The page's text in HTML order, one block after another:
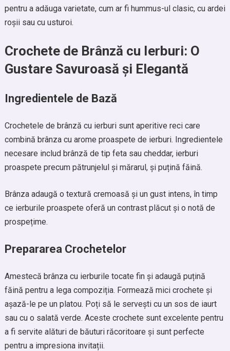
pentru a adăuga varietate, cum ar fi hummus-ul clasic, cu ardei
roșii sau cu usturoi.
Crochete de Brânză cu Ierburi: O
Gustare Savuroasă și Elegantă
Ingredientele de Bază
Crochetele de brânză cu ierburi sunt aperitive reci care
combină brânza cu arome proaspete de ierburi. Ingredientele
necesare includ brânză de tip feta sau cheddar, ierburi
proaspete precum pătrunjelul și mărarul, și puțină făină.
Brânza adaugă o textură cremoasă și un gust intens, în timp
ce ierburile proaspete oferă un contrast plăcut și o notă de
prospețime.
Prepararea Crochetelor
Amestecă brânza cu ierburile tocate fin și adaugă puțină
făină pentru a lega compoziția. Formează mici crochete și
așază-le pe un platou. Poți să le servești cu un sos de iaurt
sau cu o salată verde. Aceste crochete sunt excelente pentru
a fi servite alături de băuturi răcoritoare și sunt perfecte
pentru a impresiona invitații.